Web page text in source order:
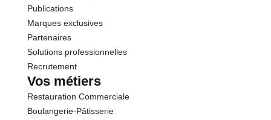
Protéines
Sel
Publications
Marques exclusives
Partenaires
Solutions professionnelles
Recrutement
Vos métiers
Restauration Commerciale
Boulangerie-Pâtisserie